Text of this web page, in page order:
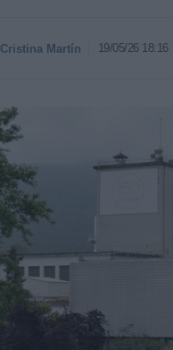
Cristina Martín 19/05/26 18:16